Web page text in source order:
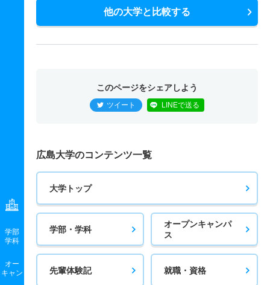
学部
学科
オー
キャン
他の大学と比較する
このページをシェアしよう
ツイート LINEで送る
広島大学のコンテンツ一覧
大学トップ
学部・学科
オープンキャンパ
ス
先輩体験記 就職・資格